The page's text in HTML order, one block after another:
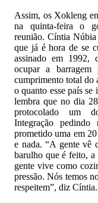
Assim, os Xokleng
na quinta-feira o
reunião. Cíntia Núbia
que já é hora de se
assinado em 1992,
ocupar a barragem
cumprimento total do
o quanto esse país
lembra que no dia
protocolado um
Integração
prometido uma em 20
e nada. “A gente vê
barulho que é feito, a
gente vive como
pressão. Nós temos
respeitem”, diz Cíntia.